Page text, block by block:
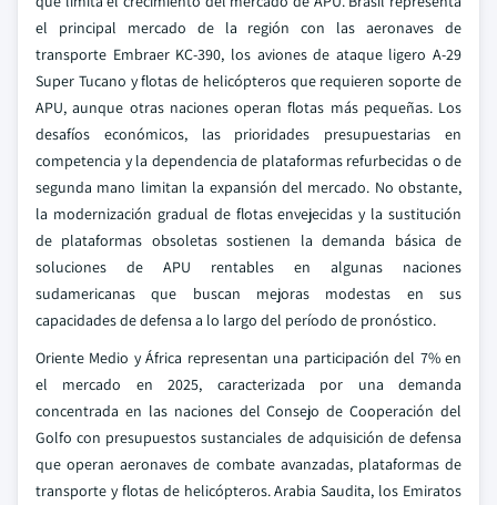
el principal mercado de la región con las aeronaves de
transporte Embraer KC-390, los aviones de ataque ligero A-29
Super Tucano y flotas de helicópteros que requieren soporte de
APU, aunque otras naciones operan flotas más pequeñas. Los
desafíos económicos, las prioridades presupuestarias en
competencia y la dependencia de plataformas refurbecidas o de
segunda mano limitan la expansión del mercado. No obstante,
la modernización gradual de flotas envejecidas y la sustitución
de plataformas obsoletas sostienen la demanda básica de
soluciones de APU rentables en algunas naciones
sudamericanas que buscan mejoras modestas en sus
capacidades de defensa a lo largo del período de pronóstico.
Oriente Medio y África representan una participación del 7% en
el mercado en 2025, caracterizada por una demanda
concentrada en las naciones del Consejo de Cooperación del
Golfo con presupuestos sustanciales de adquisición de defensa
que operan aeronaves de combate avanzadas, plataformas de
transporte y flotas de helicópteros. Arabia Saudita, los Emiratos